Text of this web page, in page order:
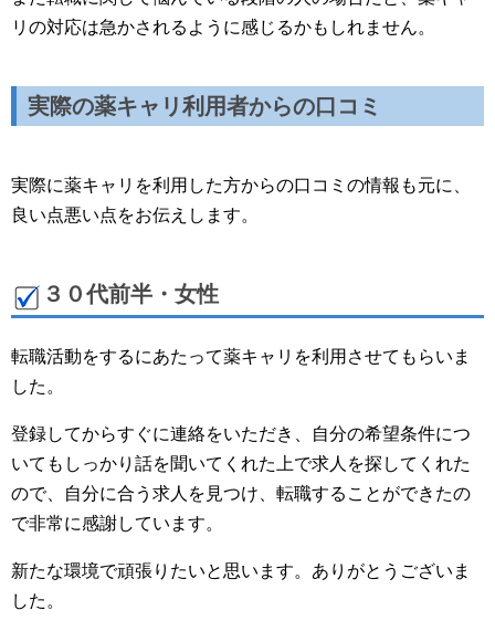
リの対応は急かされるように感じるかもしれません。
実際の薬キャリ利用者からの口コミ
実際に薬キャリを利用した方からの口コミの情報も元に、
良い点悪い点をお伝えします。
３０代前半・女性
転職活動をするにあたって薬キャリを利用させてもらいま
した。
登録してからすぐに連絡をいただき、自分の希望条件につ
いてもしっかり話を聞いてくれた上で求人を探してくれた
ので、自分に合う求人を見つけ、転職することができたの
で非常に感謝しています。
新たな環境で頑張りたいと思います。ありがとうございま
した。